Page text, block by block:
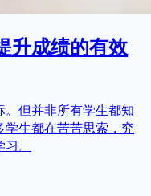
升成绩的有效
但并非所有学生都知
生都在苦苦思索，究
。